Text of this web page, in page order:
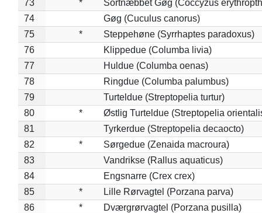
73
*
Sortnæbbet Gøg (Coccyzus
74
Gøg (Cuculus canorus)
75
*
Steppehøne (Syrrhaptes paradoxus)
76
Klippedue (Columba livia)
77
Huldue (Columba oenas)
78
Ringdue (Columba palumbus)
79
Turteldue (Streptopelia turtur)
80
*
Østlig Turteldue (Streptopelia
81
Tyrkerdue (Streptopelia decaocto)
82
*
Sørgedue (Zenaida macroura)
83
Vandrikse (Rallus aquaticus)
84
Engsnarre (Crex crex)
85
*
Lille Rørvagtel (Porzana parva)
86
*
Dværgrørvagtel (Porzana pusilla)